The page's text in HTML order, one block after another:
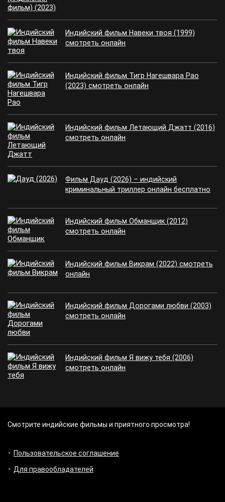
Индийский фильм Навеки твоя (1999)
смотреть онлайн
Индийский фильм Тигр Нагешвара Рао
(2023) смотреть онлайн
Индийский фильм Летающий Джатт (2016)
смотреть онлайн
Фильм Дауд (2026) – индийский
криминальный триллер онлайн бесплатно
Индийский фильм Обманщик (2012)
смотреть онлайн
Индийский фильм Викрам (2022) смотреть
онлайн
Индийский фильм Дорогами любви (2003)
смотреть онлайн
Индийский фильм Я вижу тебя (2006)
смотреть онлайн
Смотрите индийские фильмы и приятного просмотра!
Пользовательское соглашение
Для правообладателей